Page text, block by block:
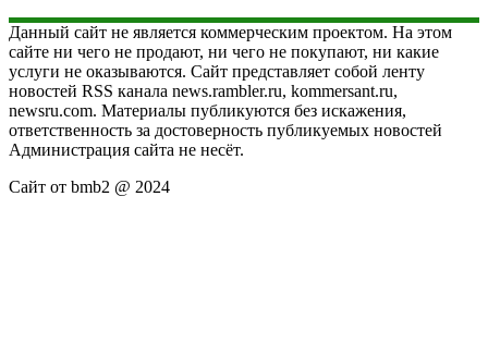
Данный сайт не является коммерческим проектом. На этом
сайте ни чего не продают, ни чего не покупают, ни какие
услуги не оказываются. Сайт представляет собой ленту
новостей RSS канала news.rambler.ru, kommersant.ru,
newsru.com. Материалы публикуются без искажения,
ответственность за достоверность публикуемых новостей
Администрация сайта не несёт.
Сайт от bmb2 @ 2024